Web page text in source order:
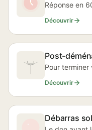
Réponse en
Découvrir
Post-
Pour terminer
Découvrir
Débarras